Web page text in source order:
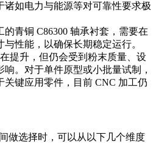
诸如电力与能源等对可靠性要求极
青铜 C86300 轴承衬套，需要在
性能，以确保长期稳定运行。
提升，但仍会受到粉末质量、设
。对于单件原型或小批量试制，
键应用零件，目前 CNC 加工仍
做选择时，可以从以下几个维度